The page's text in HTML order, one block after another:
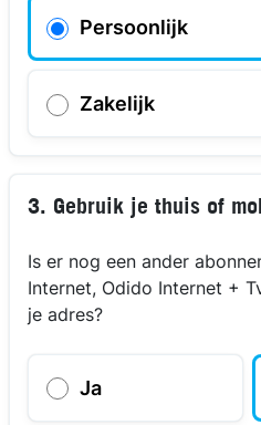
Persoonlijk
Zakelijk
3. Gebruik je thuis of
Is er nog een ander
Internet, Odido Internet +
je adres?
Ja